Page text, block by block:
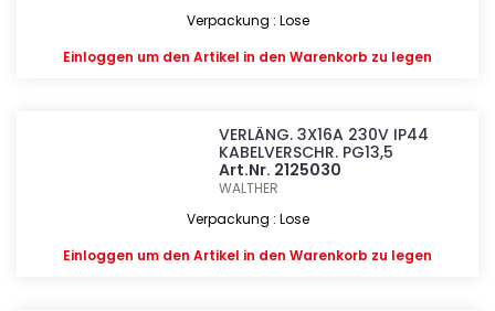
Verpackung : Lose
Einloggen um den Artikel in den Warenkorb zu legen
VERLÄNG. 3X16A 230V IP44
KABELVERSCHR. PG13,5
Art.Nr. 2125030
WALTHER
Verpackung : Lose
Einloggen um den Artikel in den Warenkorb zu legen